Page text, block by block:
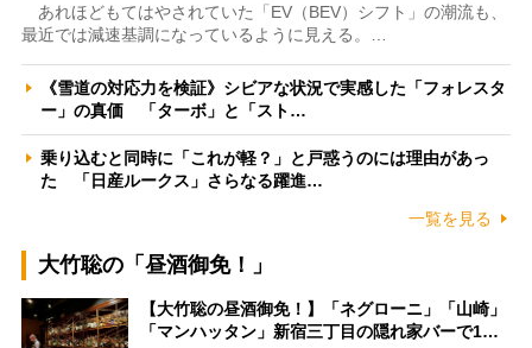
あれほどもてはやされていた「EV（BEV）シフト」の潮流も、
最近では減速基調になっているように見える。…
《雪道の対応力を検証》シビアな状況で実感した「フォレスタ
ー」の真価 「ターボ」と「スト…
乗り込むと同時に「これが軽？」と戸惑うのには理由があっ
た 「日産ルークス」さらなる躍進…
一覧を見る
大竹聡の「昼酒御免！」
【大竹聡の昼酒御免！】「ネグローニ」「山崎」
「マンハッタン」新宿三丁目の隠れ家バーで1…